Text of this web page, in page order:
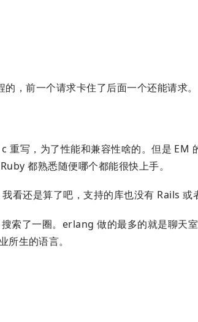
，前一个请求卡住了后面一个还能请求。
重写，为了性能和兼容性啥的。但是 EM
都熟悉随便哪个都能很快上手。
看还是算了吧，支持的库也没有 Rails 或
索了一圈。erlang 做的最多的就是聊天室
生的语言。